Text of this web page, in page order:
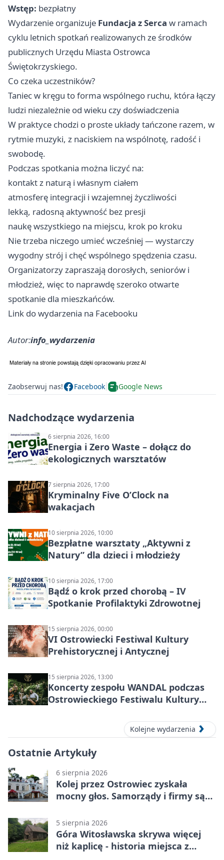
Wstęp: bezpłatny
Wydarzenie organizuje Fundacja z Serca w ramach
cyklu letnich spotkań realizowanych ze środków
publicznych Urzędu Miasta Ostrowca
Świętokrzyskiego.
Co czeka uczestników?
Taniec w kręgu to forma wspólnego ruchu, która łączy
ludzi niezależnie od wieku czy doświadczenia
W praktyce chodzi o proste układy tańczone razem, w
rytmie muzyki, z naciskiem na wspólnotę, radość i
swobodę.
Podczas spotkania można liczyć na:
kontakt z naturą i własnym ciałem
atmosferę integracji i wzajemnej życzliwości
lekką, radosną aktywność bez presji
naukę wszystkiego na miejscu, krok po kroku
Nie trzeba niczego umieć wcześniej — wystarczy
wygodny strój i chęć wspólnego spędzenia czasu.
Organizatorzy zapraszają dorosłych, seniorów i
młodzież, więc to naprawdę szeroko otwarte
spotkanie dla mieszkańców.
Link do wydarzenia na Facebooku
Autor:info_wydarzenia
Zaobserwuj nas! Facebook Google News
Nadchodzące wydarzenia
6 sierpnia 2026, 16:00
Energia i Zero Waste – dołącz do
ekologicznych warsztatów
7 sierpnia 2026, 17:00
Kryminalny Five O’Clock na
wakacjach
10 sierpnia 2026, 10:00
Bezpłatne warsztaty „Aktywni z
Natury” dla dzieci i młodzieży
10 sierpnia 2026, 17:00
Bądź o krok przed chorobą – IV
Spotkanie Profilaktyki Zdrowotnej
15 sierpnia 2026, 00:00
VI Ostrowiecki Festiwal Kultury
Prehistorycznej i Antycznej
15 sierpnia 2026, 13:00
Koncerty zespołu WANDAL podczas
Ostrowieckiego Festiwalu Kultury
Kolejne wydarzenia
Ostatnie Artykuły
6 sierpnia 2026
Kolej przez Ostrowiec zyskała
mocny głos. Samorządy i firmy są
5 sierpnia 2026
Góra Witosławska skrywa więcej
niż kaplicę - historia miejsca z